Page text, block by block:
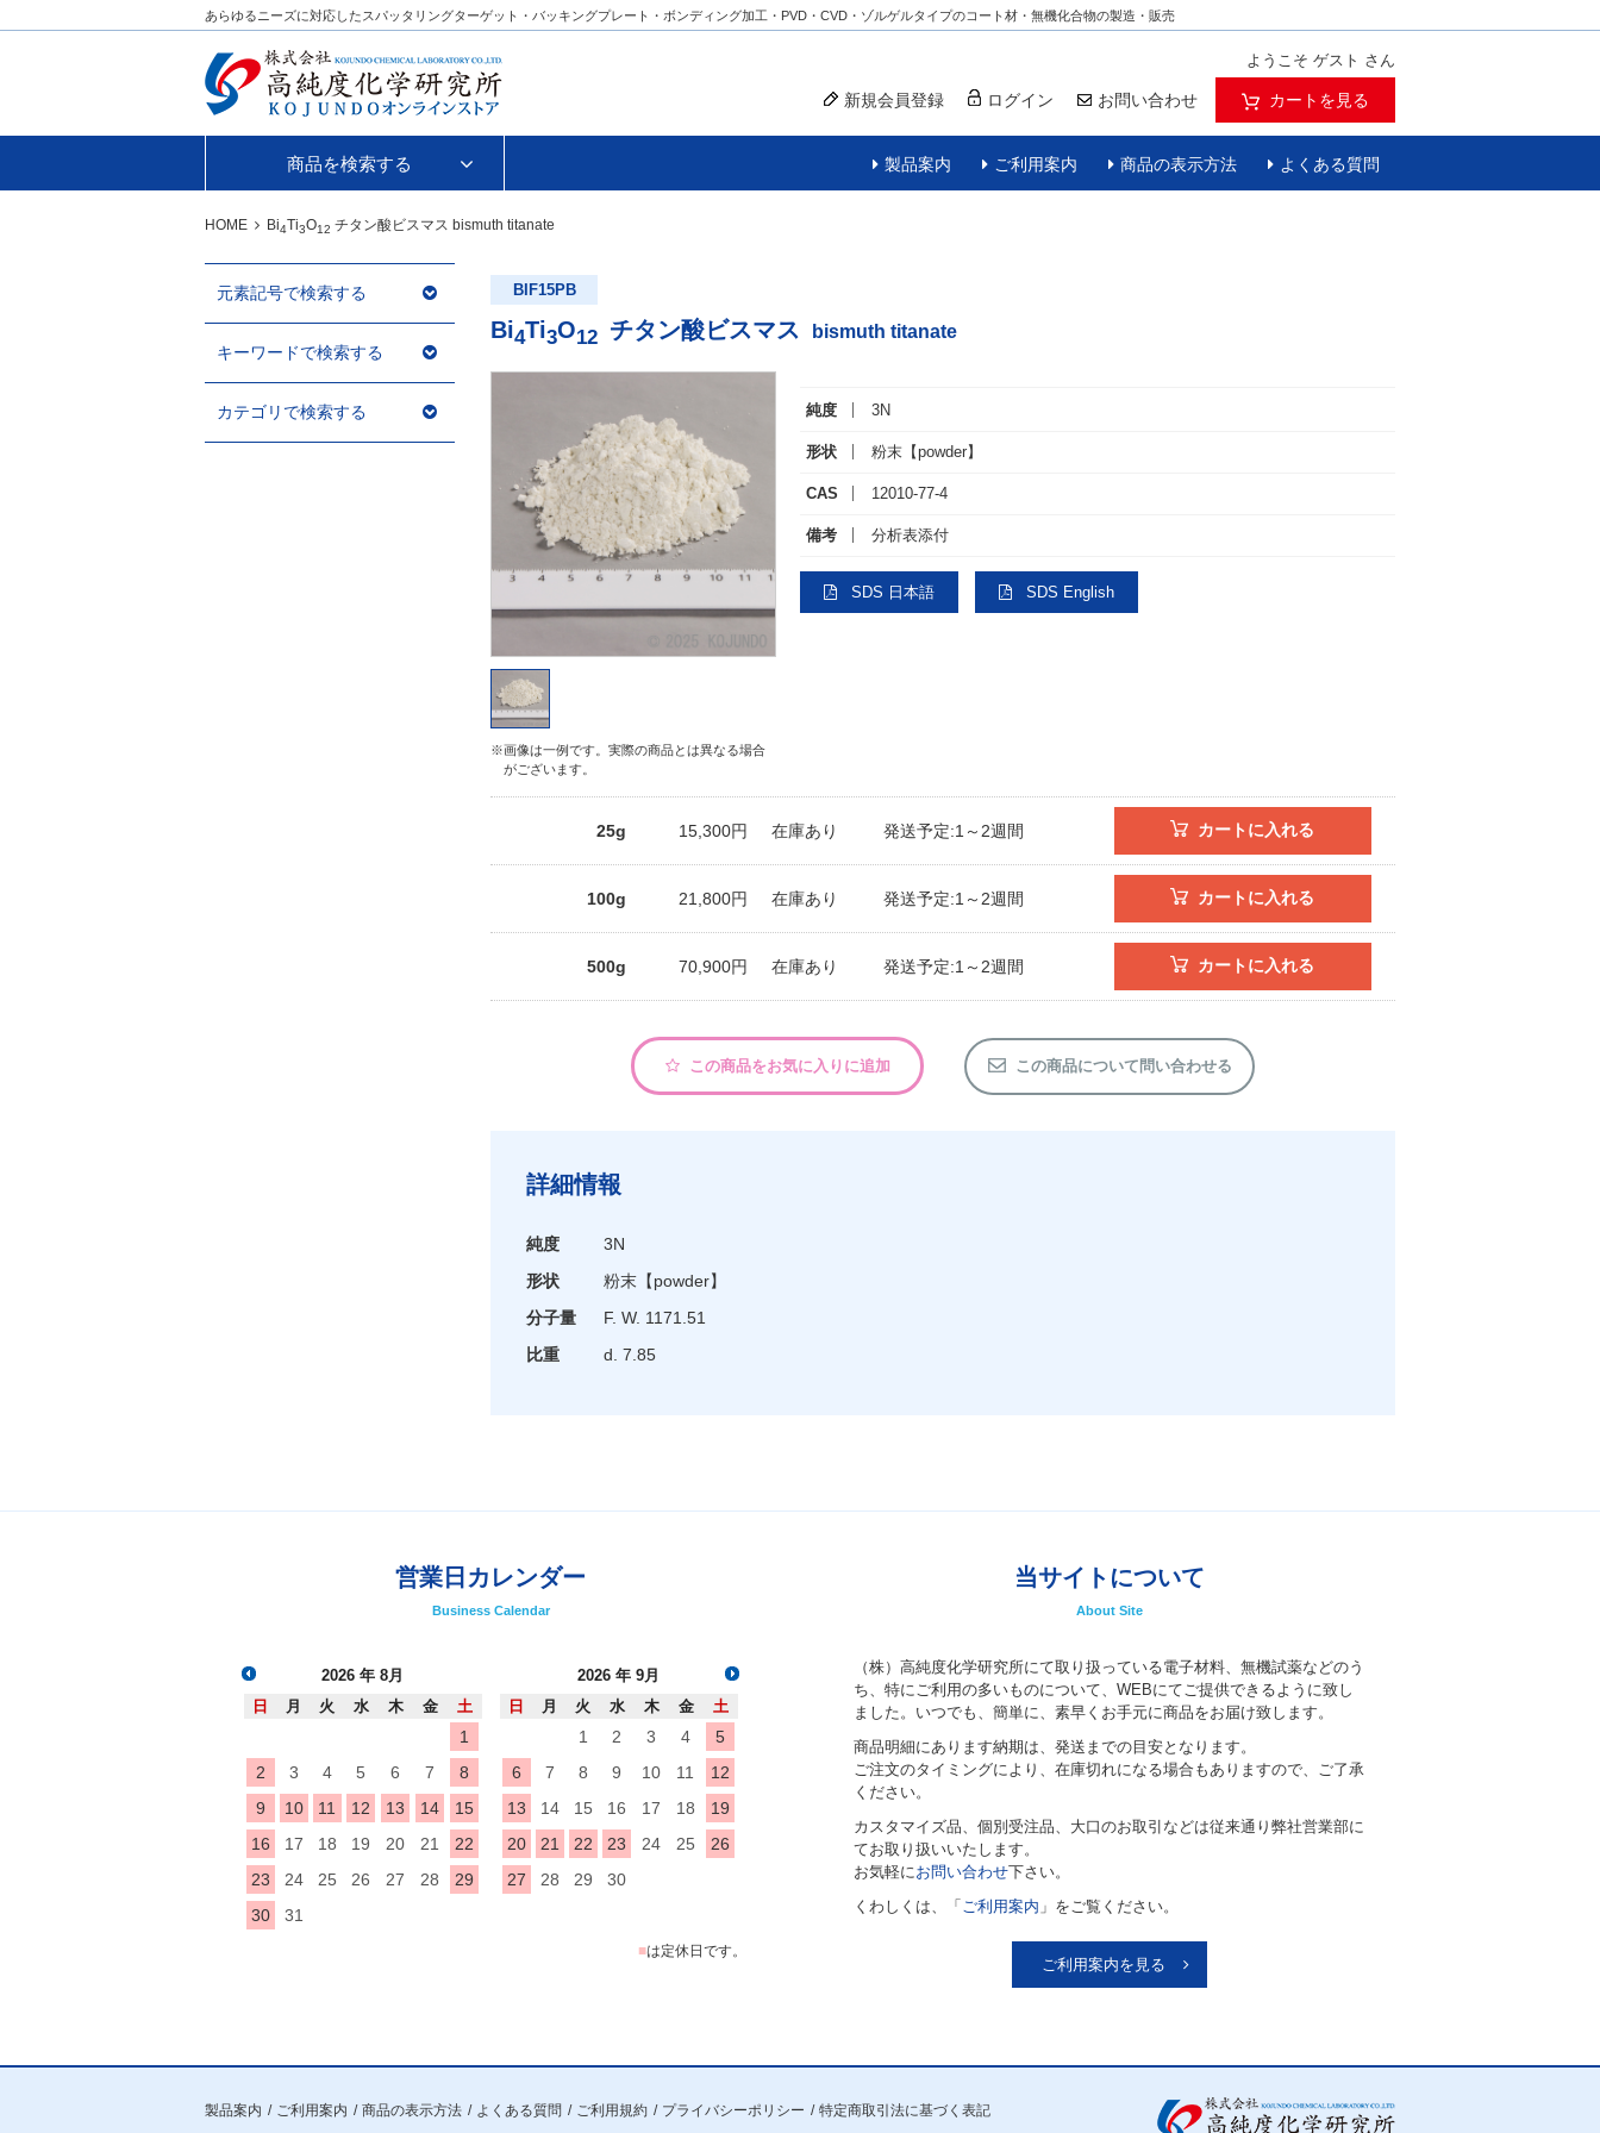
あらゆるニーズに対応したスパッタリングターゲット・バッキングプレート・ボンディング加工・PVD・CVD・ゾルゲルタイプのコート材・無機化合物の製造・販売
ようこそ ゲスト さん
新規会員登録 ログイン お問い合わせ カートを見る
商品を検索する 製品案内 ご利用案内 商品の表示方法 よくある質問
HOME Bi4Ti3O12 チタン酸ビスマス bismuth titanate
元素記号で検索する
キーワードで検索する
カテゴリで検索する
BIF15PB
Bi4Ti3O12 チタン酸ビスマス bismuth titanate
※画像は一例です。実際の商品とは異なる場合
がございます。
純度 3N
形状 粉末 【powder】
CAS 12010-77-4
備考 分析表添付
SDS 日本語 SDS English
25g 15,300円 在庫あり 発送予定:1～2週間 カートに入れる
100g 21,800円 在庫あり 発送予定:1～2週間 カートに入れる
500g 70,900円 在庫あり 発送予定:1～2週間 カートに入れる
この商品をお気に入りに追加 この商品について問い合わせる
詳細情報
純度
3N
形状
粉末 【powder】
分子量
F. W. 1171.51
比重
d. 7.85
当サイトについて
About Site
（株）高純度化学研究所にて取り扱っている電子材料、無機試薬などのう
ち、特にご利用の多いものについて、WEBにてご提供できるように致し
ました。いつでも、簡単に、素早くお手元に商品をお届け致します。
商品明細にあります納期は、発送までの目安となります。
ご注文のタイミングにより、在庫切れになる場合もありますので、ご了承
ください。
カスタマイズ品、個別受注品、大口のお取引などは従来通り弊社営業部に
てお取り扱いいたします。
お気軽にお問い合わせ下さい。
くわしくは、「 ご利用案内 」をご覧ください。
ご利用案内を見る
営業日カレンダー
Business Calendar
2026 年 8月
日
月 火 水 木 金 土
1
2
3 4 5 6 7
8
9
10 11 12 13 14
15
16
17 18 19 20 21
22
23
24 25 26 27 28
29
30
31
2026 年 9月
日
月 火 水 木 金 土
1 2 3 4
5
6
7 8 9 10 11
12
13
14 15 16 17 18
19
20
21 22 23 24 25
26
27
28 29 30
■は定休日です。
製品案内 ご利用案内 商品の表示方法 よくある質問 ご利用規約 プライバシーポリシー 特定商取引法に基づく表記